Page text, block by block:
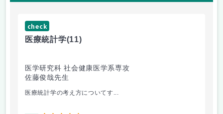
check
医療統計学(11)
医学研究科 社会健康医学系専攻
佐藤俊哉先生
医療統計学の考え方についてす...